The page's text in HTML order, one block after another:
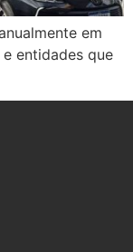
em
entidades que